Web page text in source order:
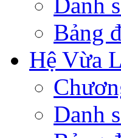
Danh
Bảng
Hệ Vừa
Danh